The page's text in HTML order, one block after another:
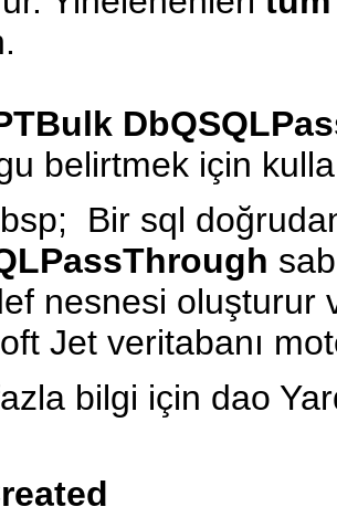
belirtmek için
Bir sql
nesnesi oluşturur
Jet veritabanı
bilgi için dao